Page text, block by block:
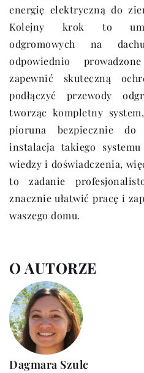
energię elektryczną do
Kolejny krok to
odgromowych na
odpowiednio
zapewnić skuteczną
podłączyć przewody
tworząc kompletny
pioruna bezpiecznie
instalacja takiego
wiedzy i doświadczenia,
to zadanie
znacznie ułatwić pracę i
waszego domu.
O AUTORZE
Dagmara Szulc